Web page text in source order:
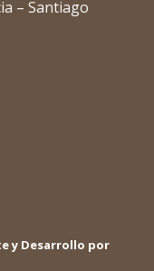
– Santiago
y Desarrollo por